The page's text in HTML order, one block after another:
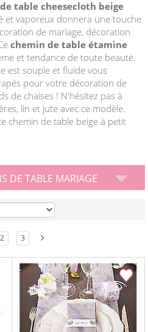
table cheesecloth beige
et vaporeux donnera une touche
de mariage, décoration
chemin de table étamine
et tendance de toute beauté.
est souple et fluide vous
pour votre décoration de
de chaises ! N'hésitez pas à
lin et jute avec ce modèle.
chemin de table beige à petit
DE TABLE MARIAGE
2 3